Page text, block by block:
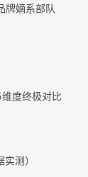
牌嫡系部队
度终极对比
测）